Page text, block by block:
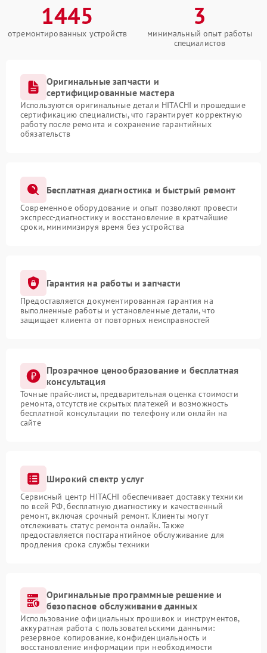
1445
отремонтированных устройств
3
минимальный опыт работы
специалистов
Оригинальные запчасти и
сертифицированные мастера
Используются оригинальные детали HITACHI и прошедшие
сертификацию специалисты, что гарантирует корректную
работу после ремонта и сохранение гарантийных
обязательств
Бесплатная диагностика и быстрый ремонт
Современное оборудование и опыт позволяют провести
экспресс-диагностику и восстановление в кратчайшие
сроки, минимизируя время без устройства
Гарантия на работы и запчасти
Предоставляется документированная гарантия на
выполненные работы и установленные детали, что
защищает клиента от повторных неисправностей
Прозрачное ценообразование и бесплатная
консультация
Точные прайс-листы, предварительная оценка стоимости
ремонта, отсутствие скрытых платежей и возможность
бесплатной консультации по телефону или онлайн на
сайте
Широкий спектр услуг
Сервисный центр HITACHI обеспечивает доставку техники
по всей РФ, бесплатную диагностику и качественный
ремонт, включая срочный ремонт. Клиенты могут
отслеживать статус ремонта онлайн. Также
предоставляется постгарантийное обслуживание для
продления срока службы техники
Оригинальные программные решение и
безопасное обслуживание данных
Использование официальных прошивок и инструментов,
аккуратная работа с пользовательскими данными:
резервное копирование, конфиденциальность и
восстановление информации при необходимости